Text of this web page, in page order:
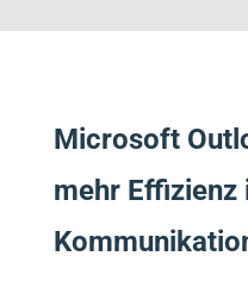
Microsoft
mehr Effizienz